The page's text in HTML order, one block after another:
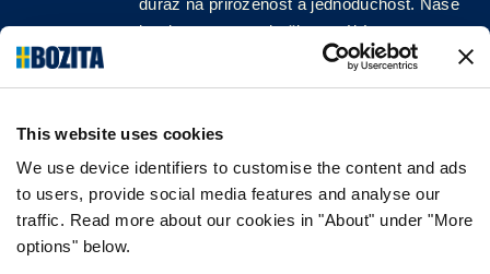
This website uses cookies
We use device identifiers to customise the content and ads
to users, provide social media features and analyse our
traffic. Read more about our cookies in "About" under "More
options" below.
důraz na přirozenost a jednoduchost. Naše
krmiva pro psy a kočky vyrábíme z vysoce
kvalitních surovin a bez jakýchkoli přísad!
SÍTÍCH
INFORMACE